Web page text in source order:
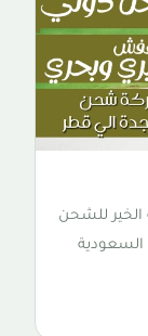
للشحن
السعودية